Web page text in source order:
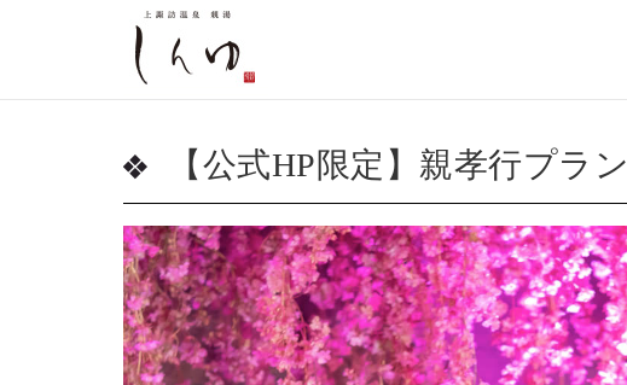
【公式HP限定】親孝行プラン